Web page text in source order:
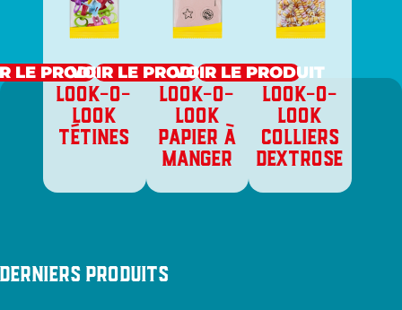
LOOK-O-
LOOK
TÉTINES
LE PRODUIT
LOOK-O-
LOOK
PAPIER À
MANGER
VOIR LE PRODUIT
LOOK-O-
LOOK
COLLIERS
DEXTROSE
VOIR LE PRODUIT
Derniers produits